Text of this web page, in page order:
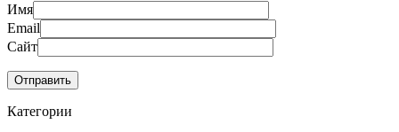
Имя
Email
Сайт
Категории